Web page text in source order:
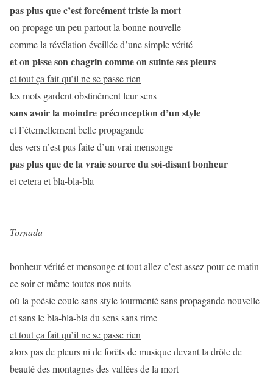
pas plus que c’est forcément triste la mort
on propage un peu partout la bonne nouvelle
comme la révélation éveillée d’une simple vérité
et on pisse son chagrin comme on suinte ses pleurs
et tout ça fait qu’il ne se passe rien
les mots gardent obstinément leur sens
sans avoir la moindre préconception d’un style
et l’éternellement belle propagande
des vers n’est pas faite d’un vrai mensonge
pas plus que de la vraie source du soi-disant bonheur
et cetera et bla-bla-bla
Tornada
bonheur vérité et mensonge et tout allez c’est assez pour ce matin
ce soir et même toutes nos nuits
où la poésie coule sans style tourmenté sans propagande nouvelle
et sans le bla-bla-bla du sens sans rime
et tout ça fait qu’il ne se passe rien
alors pas de pleurs ni de forêts de musique devant la drôle de
beauté des montagnes des vallées de la mort